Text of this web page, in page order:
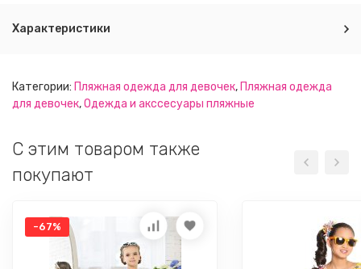
Характеристики
Категории: Пляжная одежда для девочек, Пляжная одежда
для девочек,Одежда и акссесуары пляжные
C этим товаром также
покупают
-67%